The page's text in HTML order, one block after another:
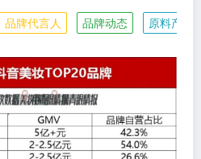
品牌代言人 品牌动态 原料产业